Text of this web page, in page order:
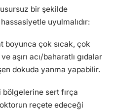
bir şekilde
uyulmalıdır:
boyunca çok sıcak, çok
aşırı acı/baharatlı gıdalar
dokuda yanma yapabilir.
sert fırça
reçete edeceği